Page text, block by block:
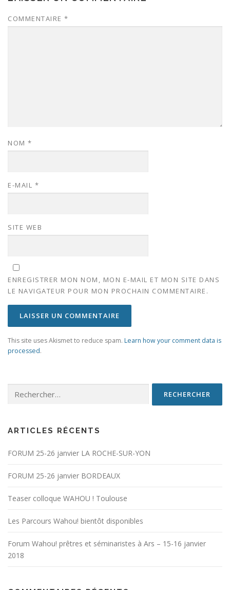
COMMENTAIRE *
NOM *
E-MAIL *
SITE WEB
ENREGISTRER MON NOM, MON E-MAIL ET MON SITE DANS
LE NAVIGATEUR POUR MON PROCHAIN COMMENTAIRE.
This site uses Akismet to reduce spam. Learn how your comment data is
processed.
ARTICLES RÉCENTS
FORUM 25-26 janvier LA ROCHE-SUR-YON
FORUM 25-26 janvier BORDEAUX
Teaser colloque WAHOU ! Toulouse
Les Parcours Wahou! bientôt disponibles
Forum Wahou! prêtres et séminaristes à Ars – 15-16 janvier
2018